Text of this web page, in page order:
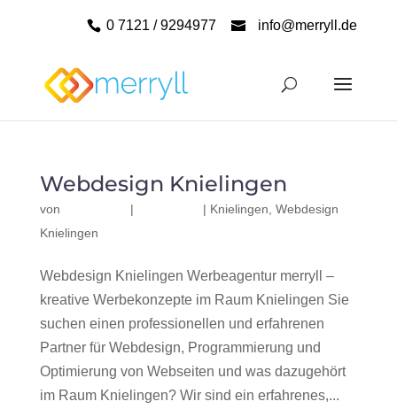
0 7121 / 9294977 info@merryll.de
Webdesign Knielingen
von | | Knielingen Webdesign
Knielingen
Webdesign Knielingen Werbeagentur merryll –
kreative Werbekonzepte im Raum Knielingen Sie
suchen einen professionellen und erfahrenen
Partner für Webdesign, Programmierung und
Optimierung von Webseiten und was dazugehört
im Raum Knielingen? Wir sind ein erfahrenes,...